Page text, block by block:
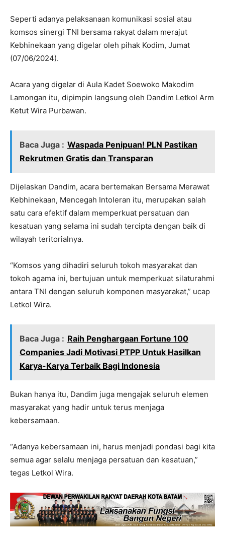
Seperti adanya pelaksanaan komunikasi sosial atau
komsos sinergi TNI bersama rakyat dalam merajut
Kebhinekaan yang digelar oleh pihak Kodim, Jumat
(07/06/2024).
Acara yang digelar di Aula Kadet Soewoko Makodim
Lamongan itu, dipimpin langsung oleh Dandim Letkol Arm
Ketut Wira Purbawan.
Baca Juga : Waspada Penipuan! PLN Pastikan
Rekrutmen Gratis dan Transparan
Dijelaskan Dandim, acara bertemakan Bersama Merawat
Kebhinekaan, Mencegah Intoleran itu, merupakan salah
satu cara efektif dalam memperkuat persatuan dan
kesatuan yang selama ini sudah tercipta dengan baik di
wilayah teritorialnya.
“Komsos yang dihadiri seluruh tokoh masyarakat dan
tokoh agama ini, bertujuan untuk memperkuat silaturahmi
antara TNI dengan seluruh komponen masyarakat,” ucap
Letkol Wira.
Baca Juga : Raih Penghargaan Fortune 100
Companies Jadi Motivasi PTPP Untuk Hasilkan
Karya-Karya Terbaik Bagi Indonesia
Bukan hanya itu, Dandim juga mengajak seluruh elemen
masyarakat yang hadir untuk terus menjaga
kebersamaan.
“Adanya kebersamaan ini, harus menjadi pondasi bagi kita
semua agar selalu menjaga persatuan dan kesatuan,”
tegas Letkol Wira.